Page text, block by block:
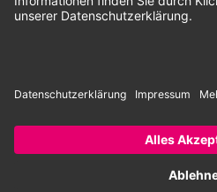
Unsere Zahlungsarten:
Rechnung SEPA-Lastschrift